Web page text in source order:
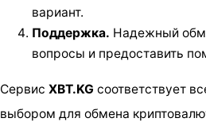
вариант.
Поддержка. Надежный
вопросы и предоставить
Сервис XBT.KG соответствует
выбором для обмена